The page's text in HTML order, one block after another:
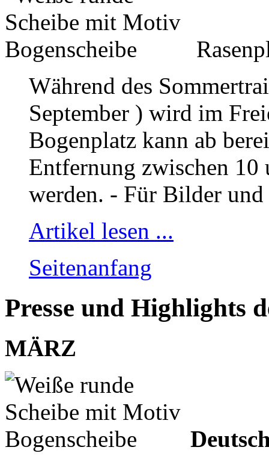
Während des
September ) wird im
Bogenplatz kann ab
Entfernung zwischen 10
werden. - Für Bilder
Artikel lesen ...
Seitenanfang
Presse und Highlights
MÄRZ